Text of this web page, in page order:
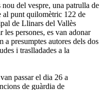
del vespre, una patrulla de
al punt quilomètric 122 de
de Llinars del Vallès
persones, es van adonar
a presumptes autores dels dos
i traslladades a la
passar el dia 26 a
de guàrdia de